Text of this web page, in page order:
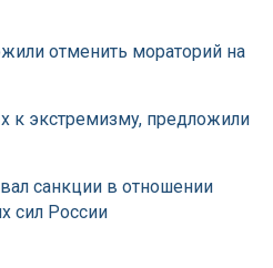
отменить мораторий на
к экстремизму, предложили
санкции в отношении
сил России